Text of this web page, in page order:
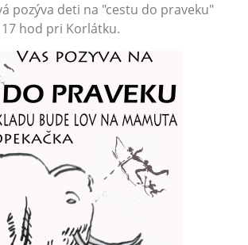
pozýva deti na "cestu do praveku"
hod pri Korlátku.